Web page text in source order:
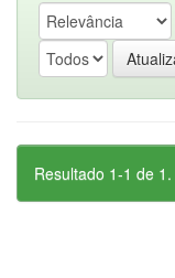
Resultado 1-1 de 1.